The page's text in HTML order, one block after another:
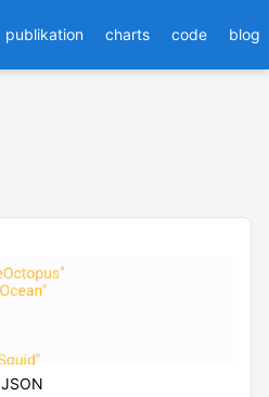
publikation charts code blog
JSON